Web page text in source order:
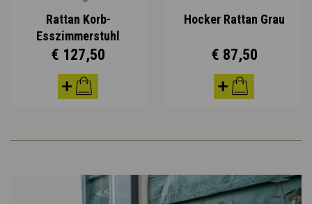
Rattan Korb-
Esszimmerstuhl
€ 127,50
Hocker Rattan Grau
€ 87,50